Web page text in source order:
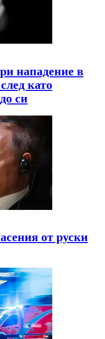
нападение в
като
си
от руски